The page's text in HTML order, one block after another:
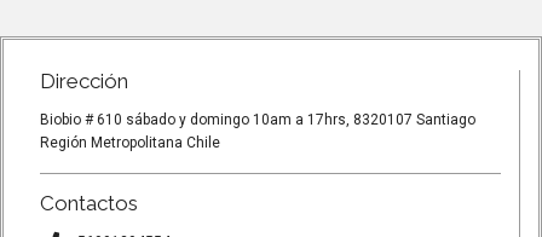
Dirección
Biobio # 610 sábado y domingo 10am a 17hrs, 8320107 Santiago
Región Metropolitana Chile
Contactos